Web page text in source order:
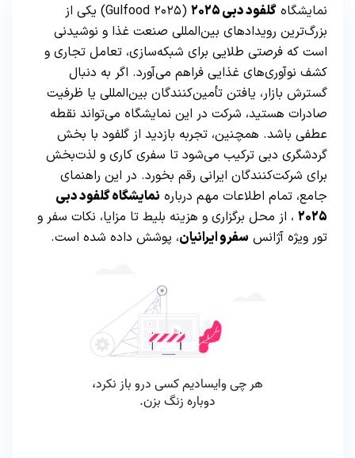
نمایشگاه گلفود دبی ۲۰۲۵
(Gulfood ۲۰۲۵) یکی از
بزرگ‌ترین رویدادهای بین‌المللی صنعت غذا و نوشیدنی
است که فرصتی طلایی برای شبکه‌سازی، تعامل تجاری و
کشف نوآوری‌های غذایی فراهم می‌آورد. اگر به دنبال
گسترش بازار، یافتن تأمین‌کنندگان بین‌المللی یا ظرفیت
صادرات هستید، شرکت در این نمایشگاه می‌تواند نقطه
عطفی باشد. همچنین، تجربه بازدید از گلفود با بخش
گردشگری دبی ترکیب می‌شود تا سفری کاری و لذت‌بخش
برای شرکت‌کنندگان ایرانی رقم بخورد. در این راهنمای
جامع، تمام اطلاعات مهم درباره نمایشگاه گلفود دبی
۲۰۲۵ ، از محل برگزاری و هزینه بلیط تا مزایا، نکات سفر و
تور ویژه آژانس سفرو ایرانیان، پوشش داده شده است.